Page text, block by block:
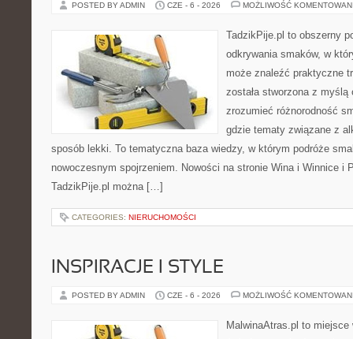
POSTED BY ADMIN CZE - 6 - 2026 MOŻLIWOŚĆ
TadzikPije.pl to obszerny
odkrywania smaków, w
może znaleźć praktyczne
została stworzona z
zrozumieć różnorodność
gdzie tematy związane z
sposób lekki. To tematyczna baza wiedzy, w którym podróże
nowoczesnym spojrzeniem. Nowości na stronie Wina i Winnice i
TadzikPije.pl można […]
CATEGORIES: NIERUCHOMOŚCI
INSPIRACJE I STYLE
POSTED BY ADMIN CZE - 6 - 2026 MOŻLIWOŚĆ
MalwinaAtras.pl to